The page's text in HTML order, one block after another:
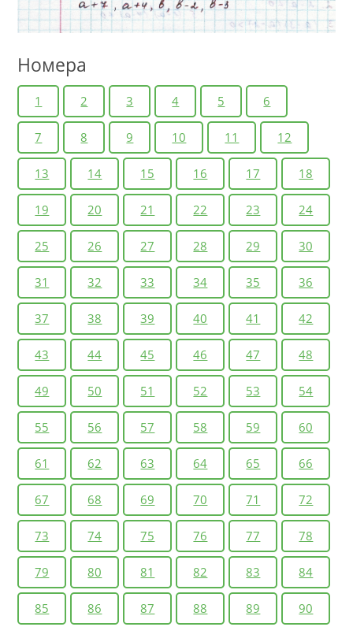
Номера
1 2 3 4 5 6
7 8 9 10 11 12
13 14 15 16 17 18
19 20 21 22 23 24
25 26 27 28 29 30
31 32 33 34 35 36
37 38 39 40 41 42
43 44 45 46 47 48
49 50 51 52 53 54
55 56 57 58 59 60
61 62 63 64 65 66
67 68 69 70 71 72
73 74 75 76 77 78
79 80 81 82 83 84
85 86 87 88 89 90